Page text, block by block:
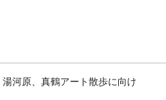
湯河原、真鶴アート散歩に向け